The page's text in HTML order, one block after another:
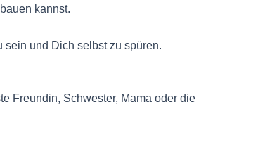
kannst.
sein und Dich selbst zu spüren.
Freundin, Schwester, Mama oder die